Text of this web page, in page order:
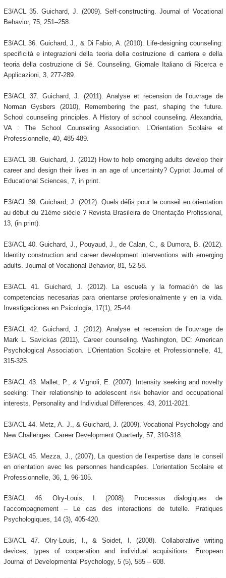
E3/ACL 35. Guichard, J. (2009). Self-constructing. Journal of Vocational
Behavior, 75, 251–258.
E3/ACL 36. Guichard, J., & Di Fabio, A. (2010). Life-designing counseling:
specificità e integrazioni della teoria della costruzione di carriera e della
teoria della costruzione di Sé. Counseling. Giornale Italiano di Ricerca e
Applicazioni, 3, 277-289.
E3/ACL 37. Guichard, J. (2011). Analyse et recension de l’ouvrage de
Norman Gysbers (2010), Remembering the past, shaping the future.
School counseling principles. A History of school counseling. Alexandria,
VA : The School Counseling Association. L’Orientation Scolaire et
Professionnelle, 40, 485-489.
E3/ACL 38. Guichard, J. (2012) How to help emerging adults develop their
career and design their lives in an age of uncertainty? Cypriot Journal of
Educational Sciences, 7, in print.
E3/ACL 39. Guichard, J. (2012). Quels défis pour le conseil en orientation
au début du 21ème siècle ? Revista Brasileira de Orientação Profissional,
13, (in print).
E3/ACL 40. Guichard, J., Pouyaud, J., de Calan, C., & Dumora, B. (2012).
Identity construction and career development interventions with emerging
adults. Journal of Vocational Behavior, 81, 52-58.
E3/ACL 41. Guichard, J. (2012). La escuela y la formación de las
competencias necesarias para orientarse profesionalmente y en la vida.
Investigaciones en Psicología, 17(1), 25-44.
E3/ACL 42. Guichard, J. (2012). Analyse et recension de l’ouvrage de
Mark L. Savickas (2011), Career counseling. Washington, DC: American
Psychological Association. L’Orientation Scolaire et Professionnelle, 41,
315-325.
E3/ACL 43. Mallet, P., & Vignoli, E. (2007). Intensity seeking and novelty
seeking: Their relationship to adolescent risk behavior and occupational
interests. Personality and Individual Differences. 43, 2011-2021.
E3/ACL 44. Metz, A. J., & Guichard, J. (2009). Vocational Psychology and
New Challenges. Career Development Quarterly, 57, 310-318.
E3/ACL 45. Mezza, J., (2007), La question de l’expertise dans le conseil
en orientation avec les personnes handicapées. L'orientation Scolaire et
Professionnelle, 36, 1, 96-105.
E3/ACL 46. Olry-Louis, I. (2008). Processus dialogiques de
l’accompagnement – Le cas des interactions de tutelle. Pratiques
Psychologiques, 14 (3), 405-420.
E3/ACL 47. Olry-Louis, I., & Soidet, I. (2008). Collaborative writing
devices, types of cooperation and individual acquisitions. European
Journal of Developmental Psychology, 5 (5), 585 – 608.